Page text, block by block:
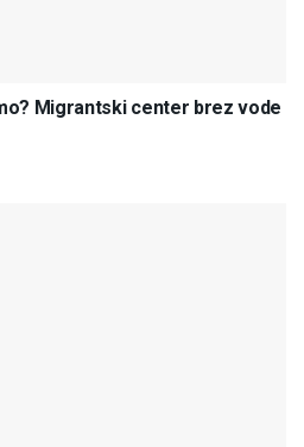
Migrantski center brez vode